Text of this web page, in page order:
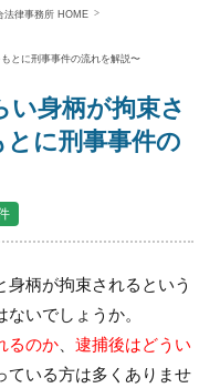
法律事務所 HOME
とに刑事事件の流れを解説〜
身柄が拘束さ
に刑事事件の
柄が拘束されるという
いでしょうか。
るのか
逮捕後はどうい
ている方は多くありませ